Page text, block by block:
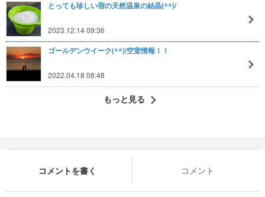
とっても珍しい宿の天然温泉の結晶(^^)/
2023.12.14 09:36
ゴールデンウイーク(^^)/空室情報！！
2022.04.18 08:48
もっと見る
コメントを書く コメント